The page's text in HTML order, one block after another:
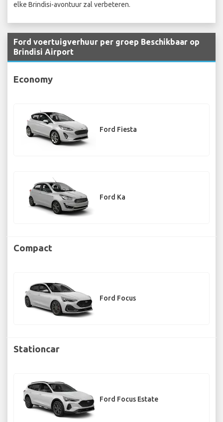
elke Brindisi-avontuur zal verbeteren.
Ford voertuigverhuur per groep Beschikbaar op
Brindisi Airport
Economy
Ford Fiesta
Ford Ka
Compact
Ford Focus
Stationcar
Ford Focus Estate